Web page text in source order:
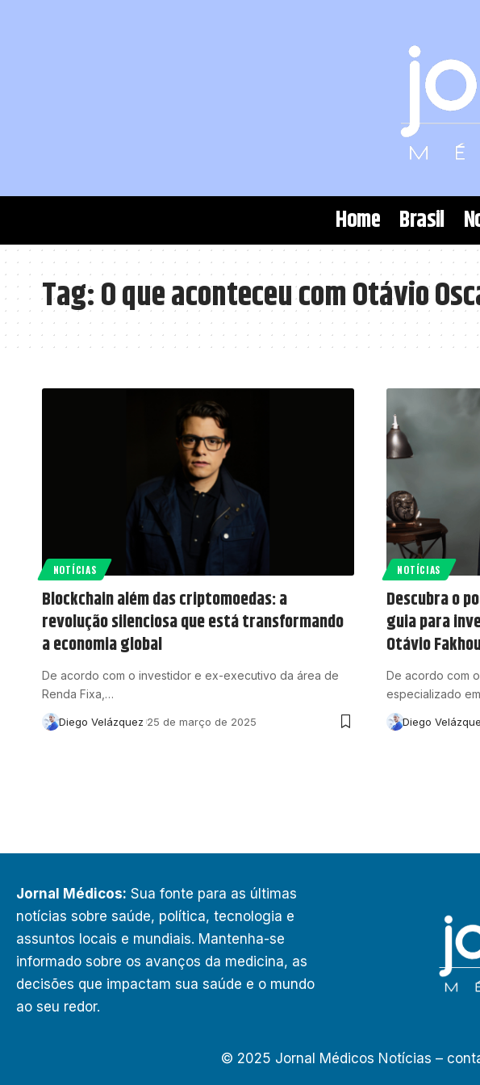
Home Brasil
Tag:O que aconteceu com Otávio
NOTÍCIAS
Blockchain além das criptomoedas: a
revolução silenciosa que está transformando
a economia global
De acordo com o investidor e ex-executivo da área de
Renda Fixa,…
Diego Velázquez 25 de março de 2025
NOTÍCIAS
Descubra o
guia para
Otávio
De acordo com
especializado
Diego
Jornal Médicos: Sua fonte para as últimas
notícias sobre saúde, política, tecnologia e
assuntos locais e mundiais. Mantenha-se
informado sobre os avanços da medicina, as
decisões que impactam sua saúde e o mundo
ao seu redor.
© 2025 Jornal Médicos Notícias –